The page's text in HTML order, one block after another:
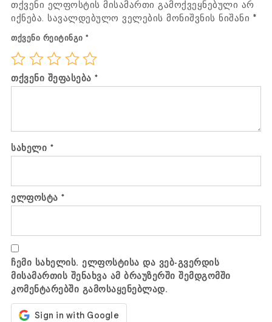
თქვენი ელფოსტის მისამართი გამოქვეყნებული არ
იქნება. სავალდებულო ველების მონიშვნის ნიშანი *
თქვენი რეიტინგი*
თქვენი შეფასება*
სახელი *
ელფოსტა*
ჩემი სახელის. ელფოსტისა და ვებ-გვერდის
მისამართის შენახვა ამ ბრაუზერში შემდგომში
კომენტარებში გამოსაყენებლად.